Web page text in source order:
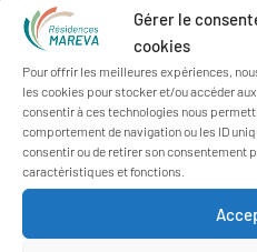
Gérer le
cookies
Pour offrir les meilleures expériences,
les cookies pour stocker et/ou accéder
consentir à ces technologies nous
comportement de navigation ou les ID
consentir ou de retirer son consentement
caractéristiques et fonctions.
HORAIRES D’OUVERTURE AU
Le secrétariat commun duParc
ouvert du lundi au vendredi de
Le secrétariat deParc Er Vorest
8h30 à 12h30 et de 13h30 à 17h00.
, le secrétariat est
9h00 à 12h30 et de 13h30 à 17h00.